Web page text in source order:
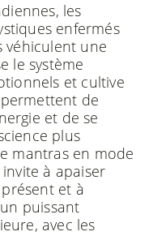
les
enfermés
véhiculent une
le système
et cultive
de
et de se
plus
mantras en mode
à apaiser
et à
puissant
avec les